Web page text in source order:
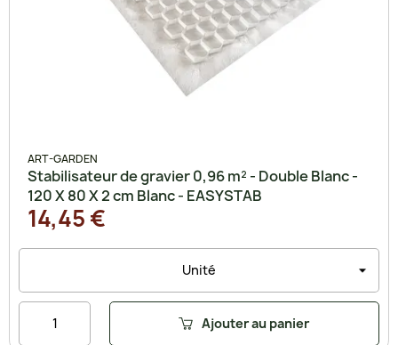
ART-GARDEN
Stabilisateur de gravier 0,96 m² - Double Blanc -
120 X 80 X 2 cm Blanc - EASYSTAB
14,45 €
Ajouter au panier